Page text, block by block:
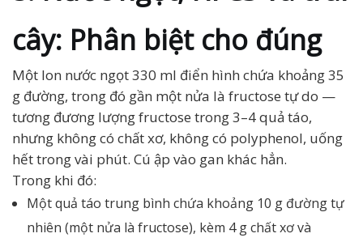
cây: Phân biệt cho đúng
Một lon nước ngọt 330 ml điển hình chứa khoảng 35
g đường, trong đó gần một nửa là fructose tự do —
tương đương lượng fructose trong 3–4 quả táo,
nhưng không có chất xơ, không có polyphenol, uống
hết trong vài phút. Cú ập vào gan khác hẳn.
Trong khi đó:
Một quả táo trung bình chứa khoảng 10 g đường tự
nhiên (một nửa là fructose), kèm 4 g chất xơ và